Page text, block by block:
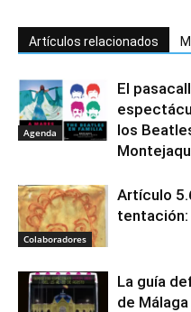
Artículos relacionados
Agenda
El
los
Colaboradores
Artículo
tentación:
La guía
de